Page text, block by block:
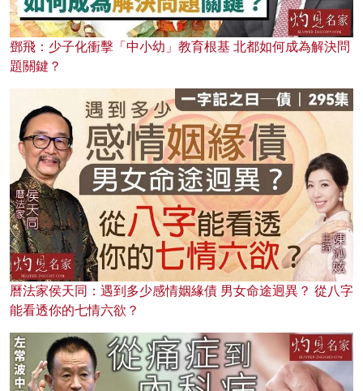
鄧飛：少子化衝擊「中小幼」教育根基 北都如何成為解決問
題關鍵？
曆法家侯天同：遇到多少感情姻緣債 男女命途迥異？ 從八字
能看透你的七情六欲？